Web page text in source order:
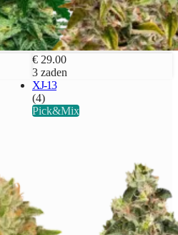
€ 29.00
3 zaden
XJ-13
(4)
Pick&Mix